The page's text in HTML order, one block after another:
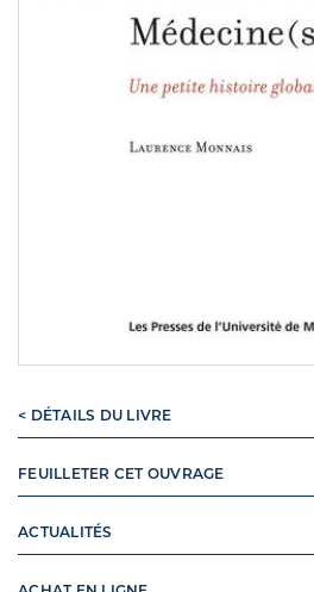
< DÉTAILS DU LIVRE
FEUILLETER CET OUVRAGE
ACTUALITÉS